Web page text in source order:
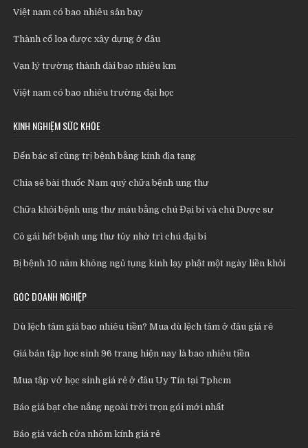
Việt nam có bao nhiêu sân bay
Thành cổ loa được xây dựng ở đâu
Vạn lý trường thành dài bao nhiêu km
Việt nam có bao nhiêu trường đại học
KINH NGHIỆM SỨC KHỎE
Đến bác sĩ cũng trị bệnh bằng kinh địa tạng
Chia sẻ bài thuốc Nam quý chữa bệnh ung thư
Chữa khỏi bệnh ung thư máu bằng chú Đại bi và chú Dược sư
Cô gái hết bệnh ung thư tủy nhờ trì chú đại bi
Bị bệnh 10 năm không ngủ tụng kinh lạy phật một ngày liền khỏi
GÓC DOANH NGHIỆP
Dù lệch tâm giá bao nhiêu tiền? Mua dù lệch tâm ở đâu giá rẻ
Giá bán tập học sinh 96 trang hiện nay là bao nhiêu tiền
Mua tập vở học sinh giá rẻ ở đâu Uy Tín tại Tphcm
Báo giá bạt che nắng ngoài trời trọn gói mới nhất
Báo giá vách cửa nhôm kính giá rẻ